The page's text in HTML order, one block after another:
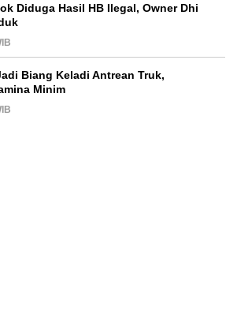
Diduga Hasil HB Ilegal, Owner Dhi
Biang Keladi Antrean Truk,
Minim